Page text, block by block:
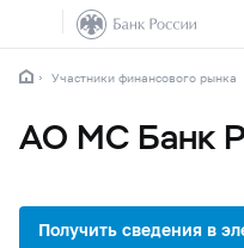
Участники финансового рынка
АО МС Банк